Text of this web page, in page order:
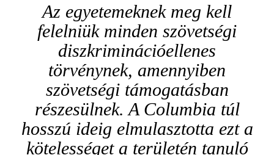
Az egyetemeknek meg kell
felelniük minden szövetségi
diszkriminációellenes
törvénynek, amennyiben
szövetségi támogatásban
részesülnek. A Columbia túl
hosszú ideig elmulasztotta ezt a
kötelességet a területén tanuló